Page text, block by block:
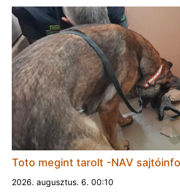
Toto megint tarolt -NAV
2026. augusztus. 6. 00:10